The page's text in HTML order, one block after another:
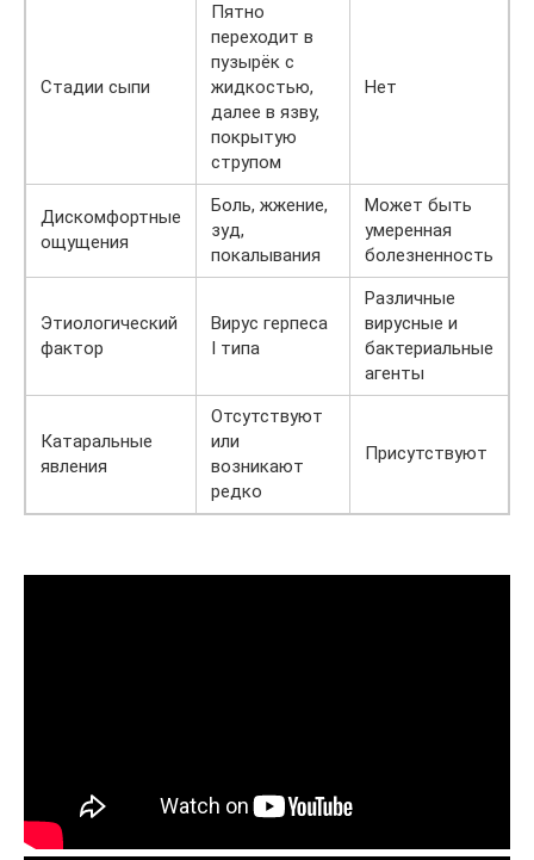
Стадии сыпи
Пятно
переходит в
пузырёк с
жидкостью,
далее в язву,
покрытую
струпом
Нет
Дискомфортные
ощущения
Боль, жжение,
зуд,
покалывания
Может быть
умеренная
болезненность
Этиологический
фактор
Вирус герпеса
I типа
Различные
вирусные и
бактериальные
агенты
Катаральные
явления
Отсутствуют
или
возникают
редко
Присутствуют